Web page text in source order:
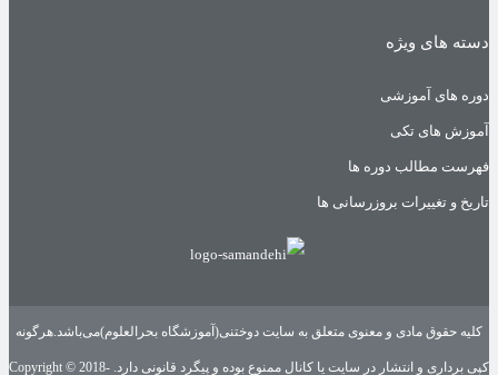
دسته های ویژه
دوره های آموزشی
آموزش های تکی
فهرست مطالب دوره ها
تاریخ و تغییرات بروزرسانی ها
کلیه حقوق مادی و معنوی متعلق به سایت دوختنی(آموزشگاه بحرالعلوم)می‌باشد.هرگونه
کپی برداری و انتشار در سایت یا کانال ممنوع بوده و پیگرد قانونی دارد. Copyright © 2018-